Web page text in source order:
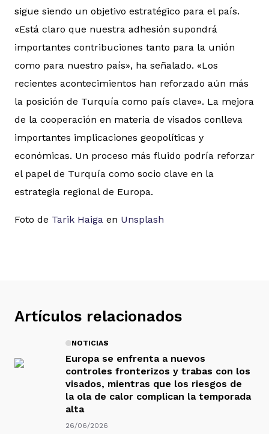
sigue siendo un objetivo estratégico para el país.
«Está claro que nuestra adhesión supondrá
importantes contribuciones tanto para la unión
como para nuestro país», ha señalado. «Los
recientes acontecimientos han reforzado aún más
la posición de Turquía como país clave». La mejora
de la cooperación en materia de visados conlleva
importantes implicaciones geopolíticas y
económicas. Un proceso más fluido podría reforzar
el papel de Turquía como socio clave en la
estrategia regional de Europa.
Foto de Tarik Haiga en Unsplash
Artículos relacionados
NOTICIAS
Europa se enfrenta a nuevos
controles fronterizos y trabas con los
visados, mientras que los riesgos de
la ola de calor complican la temporada
alta
26/06/2026